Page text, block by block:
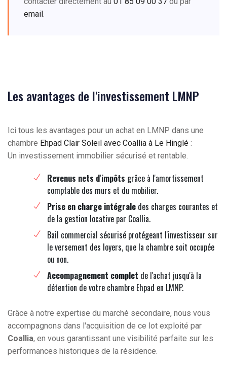
email
Les avantages de l'investissement LMNP
Ici tous les avantages pour un achat en LMNP dans une
chambre Ehpad Clair Soleil avec Coallia à Le Hinglé :
Un investissement immobilier sécurisé et rentable.
Revenus nets d'impôts grâce à l'amortissement
comptable des murs et du mobilier.
Prise en charge intégrale des charges courantes et
de la gestion locative par Coallia.
Bail commercial sécurisé protégeant l'investisseur sur
le versement des loyers, que la chambre soit occupée
ou non.
Accompagnement complet de l'achat jusqu'à la
détention de votre chambre Ehpad en LMNP.
Grâce à notre expertise du marché secondaire, nous vous
accompagnons dans l'acquisition de ce lot exploité par
Coallia, en vous garantissant une visibilité parfaite sur les
performances historiques de la résidence.